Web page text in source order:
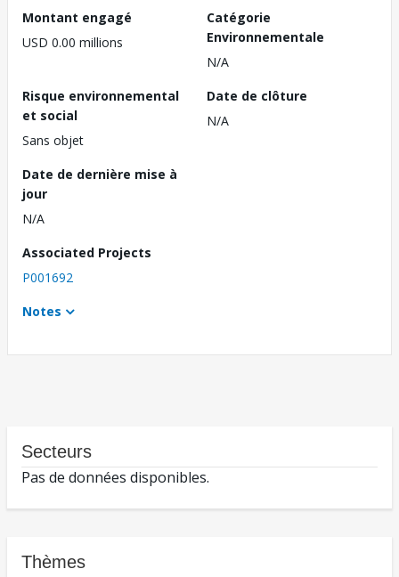
Montant engagé
USD 0.00 millions
Catégorie
Environnementale
N/A
Risque environnemental
et social
Sans objet
Date de clôture
N/A
Date de dernière mise à
jour
N/A
Associated Projects
P001692
Notes
Secteurs
Pas de données disponibles.
Thèmes